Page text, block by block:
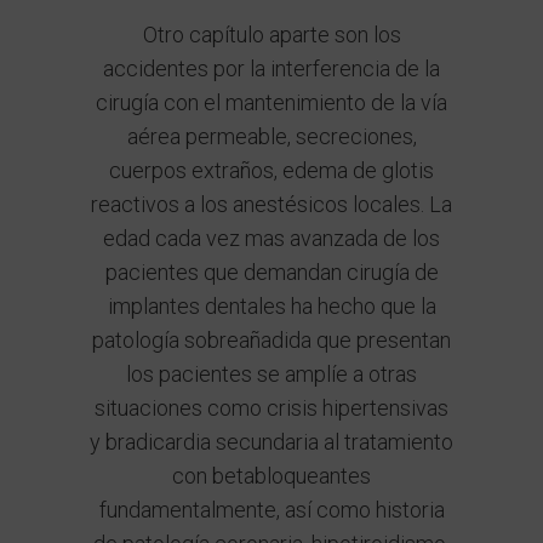
Otro capítulo aparte son los
accidentes por la interferencia de la
cirugía con el mantenimiento de la vía
aérea permeable, secreciones,
cuerpos extraños, edema de glotis
reactivos a los anestésicos locales. La
edad cada vez mas avanzada de los
pacientes que demandan cirugía de
implantes dentales ha hecho que la
patología sobreañadida que presentan
los pacientes se amplíe a otras
situaciones como crisis hipertensivas
y bradicardia secundaria al tratamiento
con betabloqueantes
fundamentalmente, así como historia